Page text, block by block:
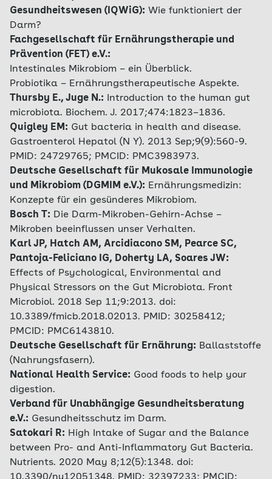
Gesundheitswesen (IQWiG): Wie funktioniert der
Darm?
Fachgesellschaft für Ernährungstherapie und
Prävention (FET) e.V.:
Intestinales Mikrobiom – ein Überblick.
Probiotika – Ernährungstherapeutische Aspekte.
Thursby E., Juge N.: Introduction to the human gut
microbiota. Biochem. J. 2017;474:1823–1836.
Quigley EM: Gut bacteria in health and disease.
Gastroenterol Hepatol (N Y). 2013 Sep;9(9):560-9.
PMID: 24729765; PMCID: PMC3983973.
Deutsche Gesellschaft für Mukosale Immunologie
und Mikrobiom (DGMIM e.V.): Ernährungsmedizin:
Konzepte für ein gesünderes Mikrobiom.
Bosch T: Die Darm-Mikroben-Gehirn-Achse –
Mikroben beeinflussen unser Verhalten.
Karl JP, Hatch AM, Arcidiacono SM, Pearce SC,
Pantoja-Feliciano IG, Doherty LA, Soares JW:
Effects of Psychological, Environmental and
Physical Stressors on the Gut Microbiota. Front
Microbiol. 2018 Sep 11;9:2013. doi:
10.3389/fmicb.2018.02013. PMID: 30258412;
PMCID: PMC6143810.
Deutsche Gesellschaft für Ernährung: Ballaststoffe
(Nahrungsfasern).
National Health Service: Good foods to help your
digestion.
Verband für Unabhängige Gesundheitsberatung
e.V.: Gesundheitsschutz im Darm.
Satokari R: High Intake of Sugar and the Balance
between Pro- and Anti-Inflammatory Gut Bacteria.
Nutrients. 2020 May 8;12(5):1348. doi: